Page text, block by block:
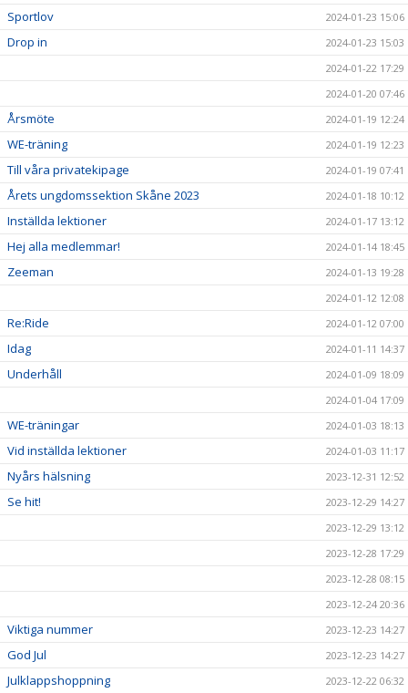
Sportlov 2024-01-23 15:06
Drop in
2024-01-23 15:03
2024-01-22 17:29
2024-01-20 07:46
Årsmöte 2024-01-19 12:24
WE-träning 2024-01-19 12:23
Till våra privatekipage 2024-01-19 07:41
Årets ungdomssektion Skåne 2023 2024-01-18 10:12
Inställda lektioner 2024-01-17 13:12
Hej alla medlemmar! 2024-01-14 18:45
Zeeman
2024-01-13 19:28
2024-01-12 12:08
Re:Ride 2024-01-12 07:00
Idag 2024-01-11 14:37
Underhåll
2024-01-09 18:09
2024-01-04 17:09
WE-träningar 2024-01-03 18:13
Vid inställda lektioner 2024-01-03 11:17
Nyårs hälsning 2023-12-31 12:52
Se hit!
2023-12-29 14:27
2023-12-29 13:12
2023-12-28 17:29
2023-12-28 08:15
2023-12-24 20:36
Viktiga nummer 2023-12-23 14:27
God Jul 2023-12-23 14:27
Julklappshoppning 2023-12-22 06:32